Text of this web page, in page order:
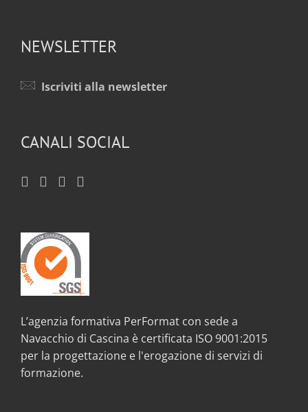
NEWSLETTER
Iscriviti alla newsletter
CANALI SOCIAL
L’agenzia formativa PerFormat con sede a
Navacchio di Cascina è certificata ISO 9001:2015
per la progettazione e l'erogazione di servizi di
formazione.